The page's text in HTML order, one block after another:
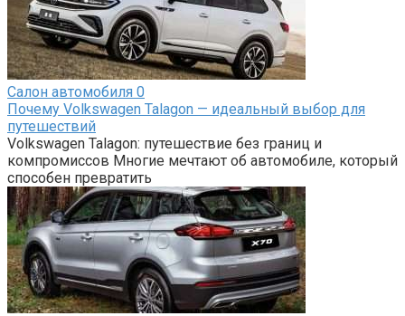
Салон автомобиля 0
Почему Volkswagen Talagon — идеальный выбор для
путешествий
Volkswagen Talagon: путешествие без границ и
компромиссов Многие мечтают об автомобиле, который
способен превратить